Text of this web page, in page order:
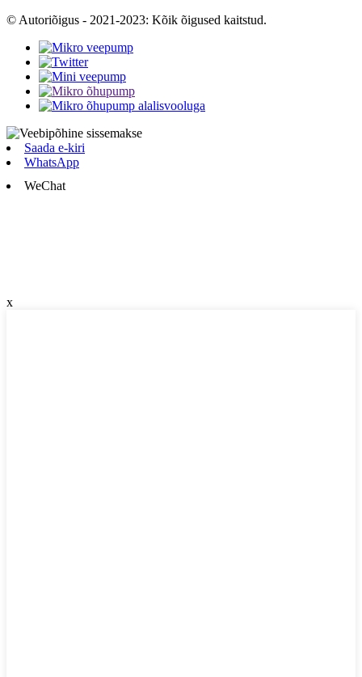
© Autoriõigus - 2021-2023: Kõik õigused kaitstud.
Saada e-kiri
WhatsApp
WeChat
x